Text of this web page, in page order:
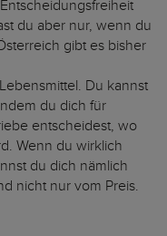
du aber nur, wenn du
gibt es bisher
Du kannst
du dich für
entscheidest, wo
Wenn du wirklich
du dich nämlich
nicht nur vom Preis.